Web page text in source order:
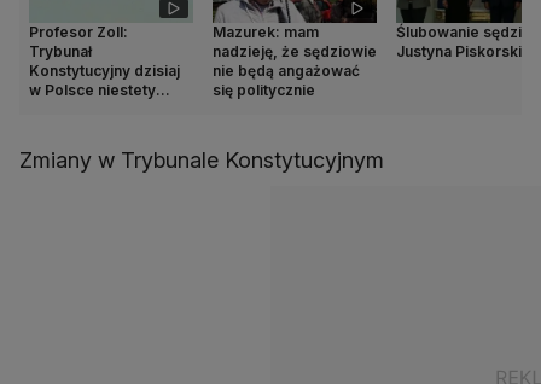
Profesor Zoll:
Trybunał
Konstytucyjny dzisiaj
w Polsce niestety
Mazurek: mam
nadzieję, że sędziowie
nie będą angażować
się politycznie
Ślubowanie
Justyna
Zmiany w Trybunale Konstytucyjnym